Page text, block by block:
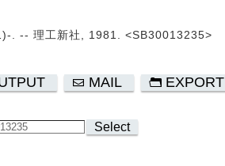
. -- 理工新社, 1981. <SB30013235>
MAIL EXPORT
Select